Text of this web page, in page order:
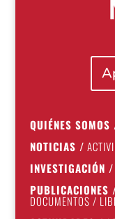
QUIÉNES SOMOS
NOTICIAS /
INVESTIGACIÓN /
PUBLICACIONES
DOCUMENTOS /